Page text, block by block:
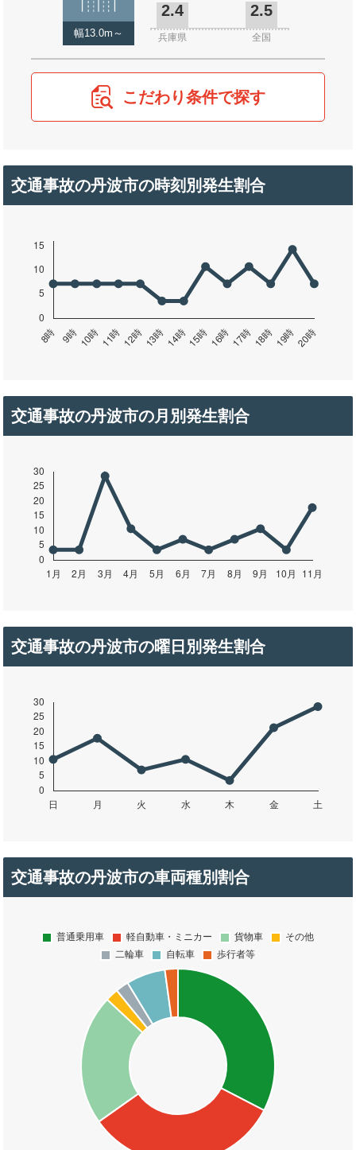
幅13.0m～
2.4 2.5
兵庫県 全国
こだわり条件で探す
交通事故の丹波市の時刻別発生割合
交通事故の丹波市の月別発生割合
交通事故の丹波市の曜日別発生割合
交通事故の丹波市の車両種別割合